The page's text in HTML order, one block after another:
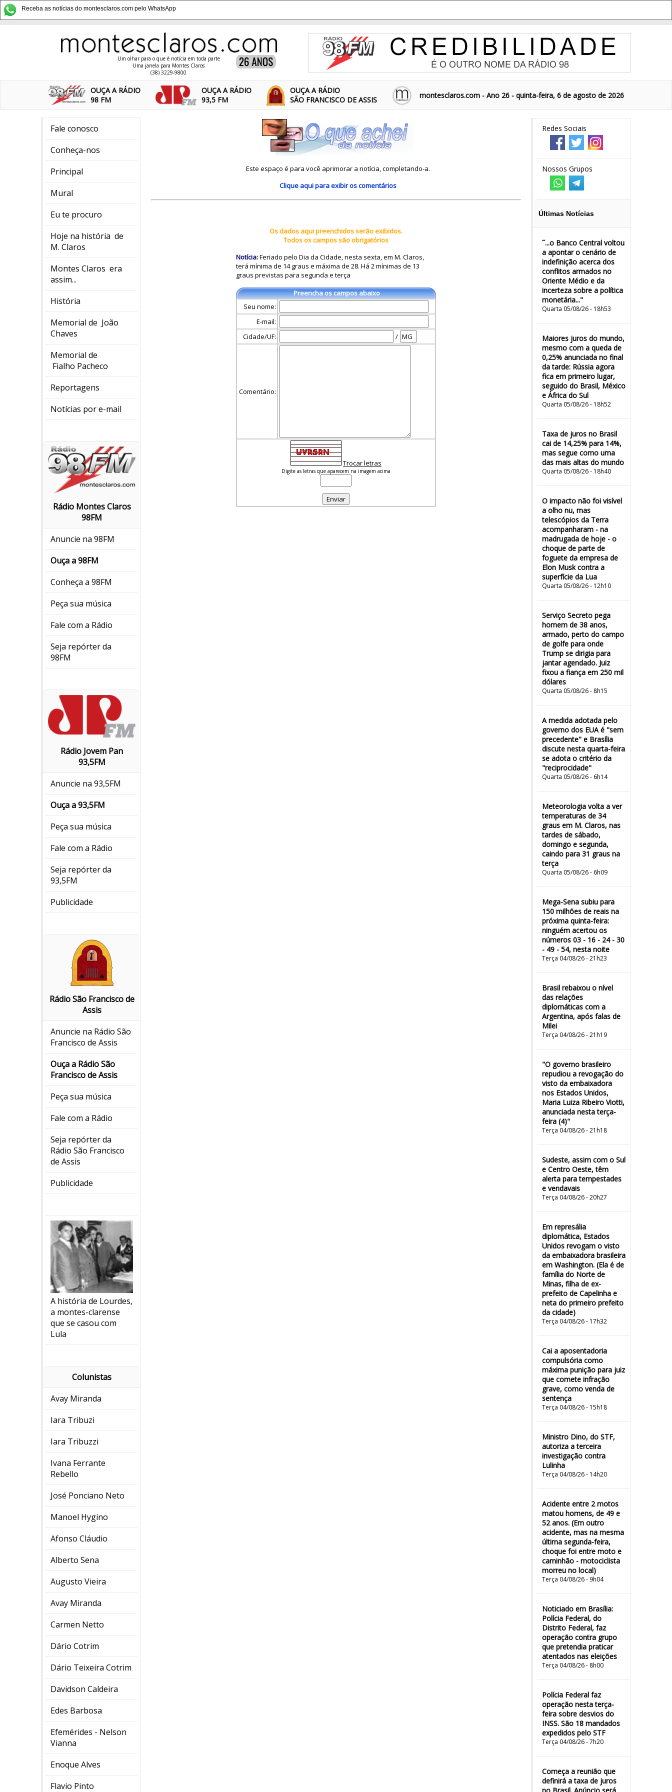
Receba as notícias do montesclaros.com pelo WhatsApp
Um olhar para o que é notícia em toda parte
Uma janela para Montes Claros
(38) 3229-9800
OUÇA A RÁDIO
98 FM
OUÇA A RÁDIO
93,5 FM
OUÇA A RÁDIO
SÃO FRANCISCO DE ASSIS
montesclaros.com - Ano 26 - quinta-feira, 6 de agosto de 2026
Fale conosco
Conheça-nos
Principal
Mural
Eu te procuro
Hoje na história de
M. Claros
Montes Claros era
assim...
História
Memorial de João
Chaves
Memorial de
Fialho Pacheco
Reportagens
Notícias por e-mail
Rádio Montes Claros
98FM
Anuncie na 98FM
Ouça a 98FM
Conheça a 98FM
Peça sua música
Fale com a Rádio
Seja repórter da
98FM
Rádio Jovem Pan
93,5FM
Anuncie na 93,5FM
Ouça a 93,5FM
Peça sua música
Fale com a Rádio
Seja repórter da
93,5FM
Publicidade
Rádio São Francisco de
Assis
Anuncie na Rádio São
Francisco de Assis
Ouça a Rádio São
Francisco de Assis
Peça sua música
Fale com a Rádio
Seja repórter da
Rádio São Francisco
de Assis
Publicidade
A história de Lourdes,
a montes-clarense
que se casou com
Lula
Colunistas
Avay Miranda
Iara Tribuzi
Iara Tribuzzi
Ivana Ferrante
Rebello
José Ponciano Neto
Manoel Hygino
Afonso Cláudio
Alberto Sena
Augusto Vieira
Avay Miranda
Carmen Netto
Dário Cotrim
Dário Teixeira Cotrim
Davidson Caldeira
Edes Barbosa
Efemérides - Nelson
Vianna
Enoque Alves
Flavio Pinto
Redes Sociais
Nossos Grupos
Últimas Notícias
˜...o Banco Central voltou
a apontar o cenário de
indefinição acerca dos
conflitos armados no
Oriente Médio e da
incerteza sobre a política
monetária..."
Quarta 05/08/26 - 18h53
Maiores juros do mundo,
mesmo com a queda de
0,25% anunciada no final
da tarde: Rússia agora
fica em primeiro lugar,
seguido do Brasil, México
e África do Sul
Quarta 05/08/26 - 18h52
Taxa de juros no Brasil
cai de 14,25% para 14%,
mas segue como uma
das mais altas do mundo
Quarta 05/08/26 - 18h40
O impacto não foi visível
a olho nu, mas
telescópios da Terra
acompanharam - na
madrugada de hoje - o
choque de parte de
foguete da empresa de
Elon Musk contra a
superfície da Lua
Quarta 05/08/26 - 12h10
Serviço Secreto pega
homem de 38 anos,
armado, perto do campo
de golfe para onde
Trump se dirigia para
jantar agendado. Juiz
fixou a fiança em 250 mil
dólares
Quarta 05/08/26 - 8h15
A medida adotada pelo
governo dos EUA é "sem
precedente" e Brasília
discute nesta quarta-feira
se adota o critério da
"reciprocidade"
Quarta 05/08/26 - 6h14
Meteorologia volta a ver
temperaturas de 34
graus em M. Claros, nas
tardes de sábado,
domingo e segunda,
caindo para 31 graus na
terça
Quarta 05/08/26 - 6h09
Mega-Sena subiu para
150 milhões de reais na
próxima quinta-feira:
ninguém acertou os
números 03 - 16 - 24 - 30
- 49 - 54, nesta noite
Terça 04/08/26 - 21h23
Brasil rebaixou o nível
das relações
diplomáticas com a
Argentina, após falas de
Milei
Terça 04/08/26 - 21h19
"O governo brasileiro
repudiou a revogação do
visto da embaixadora
nos Estados Unidos,
Maria Luiza Ribeiro Viotti,
anunciada nesta terça-
feira (4)"
Terça 04/08/26 - 21h18
Sudeste, assim com o Sul
e Centro Oeste, têm
alerta para tempestades
e vendavais
Terça 04/08/26 - 20h27
Em represália
diplomática, Estados
Unidos revogam o visto
da embaixadora brasileira
em Washington. (Ela é de
família do Norte de
Minas, filha de ex-
prefeito de Capelinha e
neta do primeiro prefeito
da cidade)
Terça 04/08/26 - 17h32
Cai a aposentadoria
compulsória como
máxima punição para juiz
que comete infração
grave, como venda de
sentença
Terça 04/08/26 - 15h18
Ministro Dino, do STF,
autoriza a terceira
investigação contra
Lulinha
Terça 04/08/26 - 14h20
Acidente entre 2 motos
matou homens, de 49 e
52 anos. (Em outro
acidente, mas na mesma
última segunda-feira,
choque foi entre moto e
caminhão - motociclista
morreu no local)
Terça 04/08/26 - 9h04
Noticiado em Brasília:
Polícia Federal, do
Distrito Federal, faz
operação contra grupo
que pretendia praticar
atentados nas eleições
Terça 04/08/26 - 8h00
Polícia Federal faz
operação nesta terça-
feira sobre desvios do
INSS. São 18 mandados
expedidos pelo STF
Terça 04/08/26 - 7h20
Começa a reunião que
definirá a taxa de juros
Este espaço é para você aprimorar a notícia, completando-a.
Clique aquipara exibir os comentários
Os dados aqui preenchidos serão exibidos.
Todos os campos são obrigatórios
Notícia:Feriado pelo Dia da Cidade, nesta sexta, em M. Claros,
terá mínima de 14 graus e máxima de 28. Há 2 mínimas de 13
graus previstas para segunda e terça
Preencha os campos abaixo
Seu nome:
E-mail:
Cidade/UF:
/
Comentário:
Trocar letras
Digite as letras que aparecem na imagem acima